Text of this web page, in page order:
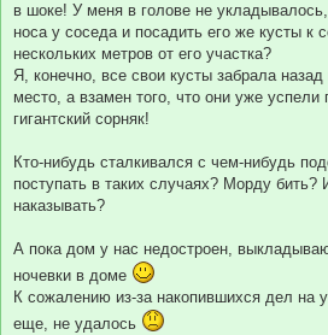
в шоке! У меня в голове не
носа у соседа и посадить его же кусты к
нескольких метров от его участка?
Я, конечно, все свои кусты забрала
место, а взамен того, что они уже
гигантский сорняк!
Кто-нибудь сталкивался с чем-нибудь
поступать в таких случаях? Морду бить?
наказывать?
А пока дом у нас недостроен,
ночевки в доме
К сожалению из-за накопившихся дел на
еще, не удалось